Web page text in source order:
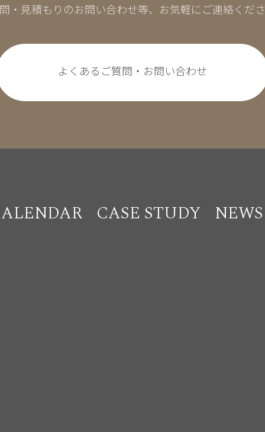
・見積もりのお問い合わせ等、 お気軽にご連絡くだ
よくあるご質問・お問い合わせ
CASE STUDY NEWS